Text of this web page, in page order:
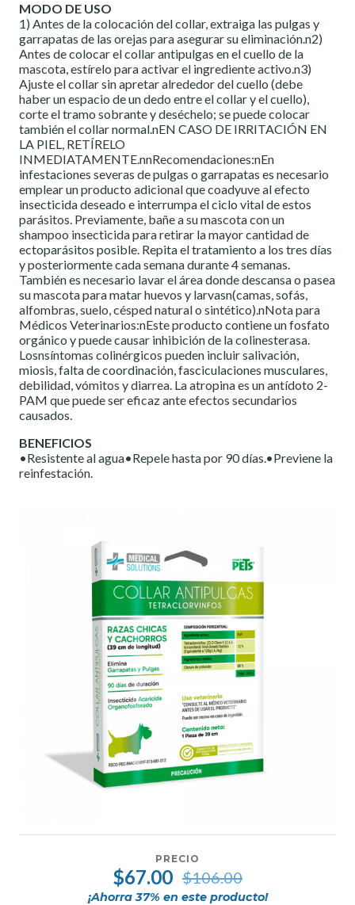
MODO DE USO
1) Antes de la colocación del collar, extraiga las pulgas y
garrapatas de las orejas para asegurar su eliminación.n2)
Antes de colocar el collar antipulgas en el cuello de la
mascota, estírelo para activar el ingrediente activo.n3)
Ajuste el collar sin apretar alrededor del cuello (debe
haber un espacio de un dedo entre el collar y el cuello),
corte el tramo sobrante y deséchelo; se puede colocar
también el collar normal.nEN CASO DE IRRITACIÓN EN
LA PIEL, RETÍRELO
INMEDIATAMENTE.nnRecomendaciones:nEn
infestaciones severas de pulgas o garrapatas es necesario
emplear un producto adicional que coadyuve al efecto
insecticida deseado e interrumpa el ciclo vital de estos
parásitos. Previamente, bañe a su mascota con un
shampoo insecticida para retirar la mayor cantidad de
ectoparásitos posible. Repita el tratamiento a los tres días
y posteriormente cada semana durante 4 semanas.
También es necesario lavar el área donde descansa o pasea
su mascota para matar huevos y larvasn(camas, sofás,
alfombras, suelo, césped natural o sintético).nNota para
Médicos Veterinarios:nEste producto contiene un fosfato
orgánico y puede causar inhibición de la colinesterasa.
Losnsíntomas colinérgicos pueden incluir salivación,
miosis, falta de coordinación, fasciculaciones musculares,
debilidad, vómitos y diarrea. La atropina es un antídoto 2-
PAM que puede ser eficaz ante efectos secundarios
causados.
BENEFICIOS
•Resistente al agua•Repele hasta por 90 días.•Previene la
reinfestación.
PRECIO
$67.00 $106.00
¡Ahorra37% en este producto!